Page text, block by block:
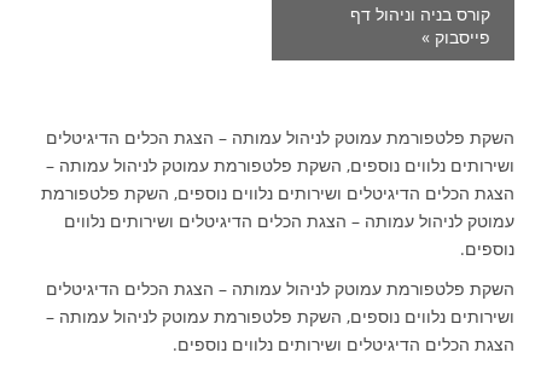
קורס בניה וניהול דף
פייסבוק»
השקת פלטפורמת עמוטק לניהול עמותה – הצגת הכלים הדיגיטלים
ושירותים נלווים נוספים, השקת פלטפורמת עמוטק לניהול עמותה –
הצגת הכלים הדיגיטלים ושירותים נלווים נוספים, השקת פלטפורמת
עמוטק לניהול עמותה – הצגת הכלים הדיגיטלים ושירותים נלווים
נוספים.
השקת פלטפורמת עמוטק לניהול עמותה – הצגת הכלים הדיגיטלים
ושירותים נלווים נוספים, השקת פלטפורמת עמוטק לניהול עמותה –
הצגת הכלים הדיגיטלים ושירותים נלווים נוספים.